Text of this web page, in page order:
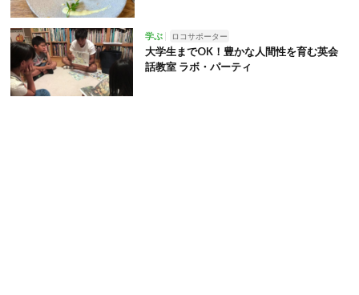
学ぶ ロコサポーター
大学生までOK！豊かな人間性を育む英会
話教室 ラボ・パーティ